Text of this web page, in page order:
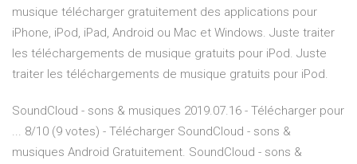
musique télécharger gratuitement des applications pour
iPhone, iPod, iPad, Android ou Mac et Windows. Juste traiter
les téléchargements de musique gratuits pour iPod. Juste
traiter les téléchargements de musique gratuits pour iPod.
SoundCloud - sons & musiques 2019.07.16 - Télécharger pour
... 8/10 (9 votes) - Télécharger SoundCloud - sons &
musiques Android Gratuitement. SoundCloud - sons &